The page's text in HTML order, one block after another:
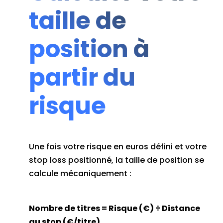
taille de
position à
partir du
risque
Une fois votre risque en euros défini et votre
stop loss positionné, la taille de position se
calcule mécaniquement :
Nombre de titres = Risque (€) ÷ Distance